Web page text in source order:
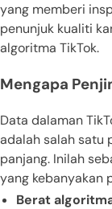
yang memberi
penunjuk kualiti
algoritma TikTok.
Mengapa
Data dalaman
adalah salah satu
panjang. Inilah
yang kebanyakan
Berat